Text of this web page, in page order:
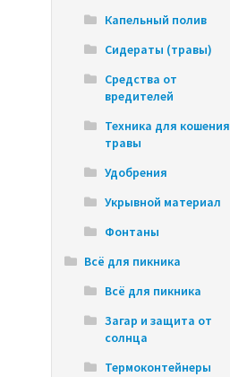
Капельный полив
Сидераты (травы)
Средства от
вредителей
Техника для кошения
травы
Удобрения
Укрывной материал
Фонтаны
Всё для пикника
Всё для пикника
Загар и защита от
солнца
Термоконтейнеры